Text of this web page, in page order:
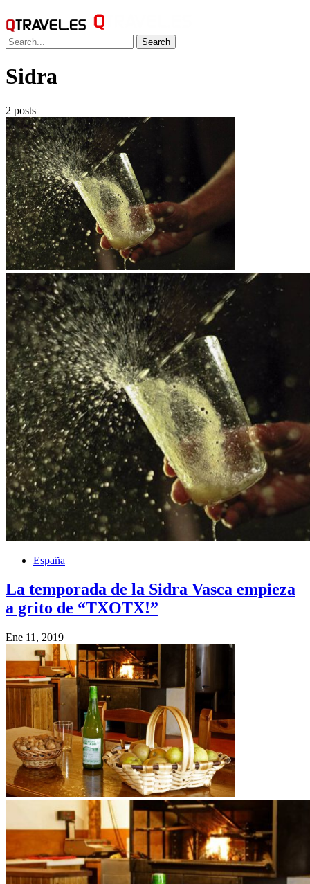
Search
Sidra
2 posts
España
La temporada de la Sidra Vasca empieza
a grito de “TXOTX!”
Ene 11, 2019